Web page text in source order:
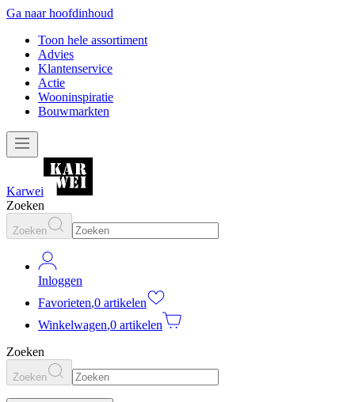
Ga naar hoofdinhoud
Toon hele assortiment
Advies
Klantenservice
Actie
Wooninspiratie
Bouwmarkten
Karwei
Zoeken
Zoeken
Inloggen
Favorieten,0 artikelen
Winkelwagen,0 artikelen
Zoeken
Zoeken